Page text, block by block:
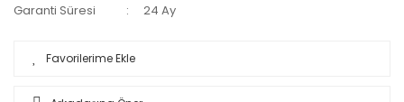
Garanti Süresi
24 Ay